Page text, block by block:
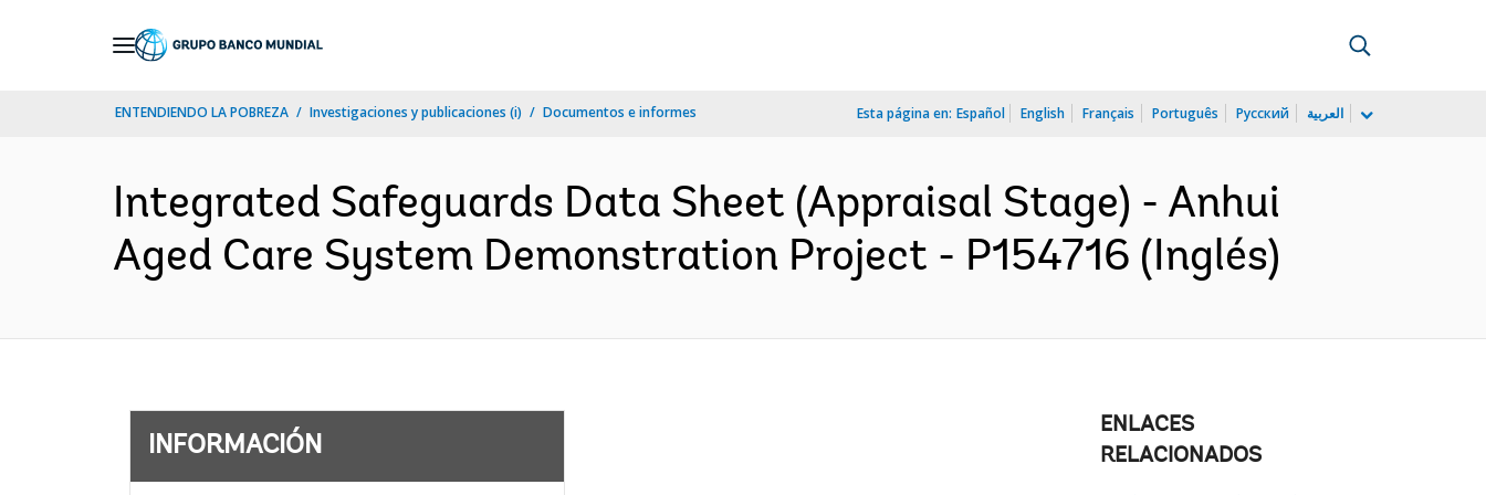
ENTENDIENDO LA POBREZA Investigaciones y publicaciones (i) Documentos e informes Esta página en: Español English Français Português Русский العربية
Integrated Safeguards Data Sheet (Appraisal Stage) - Anhui
Aged Care System Demonstration Project - P154716 (Inglés)
INFORMACIÓN
ENLACES
RELACIONADOS